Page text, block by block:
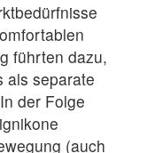
führten dazu,
als separate
der Folge
(auch